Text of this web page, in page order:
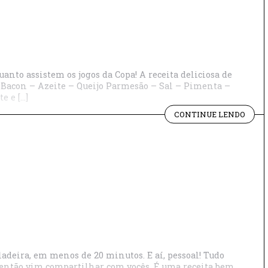
assistem os jogos da Copa! A receita deliciosa de
– Azeite – Queijo Parmesão – Sal – Pimenta –
e […]
CONTINUE LENDO
A
em menos de 20 minutos. E aí, pessoal! Tudo